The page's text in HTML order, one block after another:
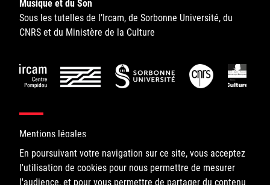
Offres d'emplois/stages
En poursuivant votre navigation sur ce site, vous acceptez
l'utilisation de cookies pour nous permettre de mesurer
l'audience, et pour vous permettre de partager du contenu
Musique et du Son
Sous les tutelles de l’Ircam, de Sorbonne Université, du
CNRS et du Ministère de la Culture
Mentions légales
©IRCAM, 2026. All Rights Reserved.